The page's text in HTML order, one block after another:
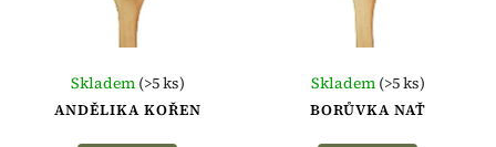
ANDĚLIKA KOŘEN
Skladem (>5 ks)
BORŮVKA NAŤ
Skladem (>5 ks)